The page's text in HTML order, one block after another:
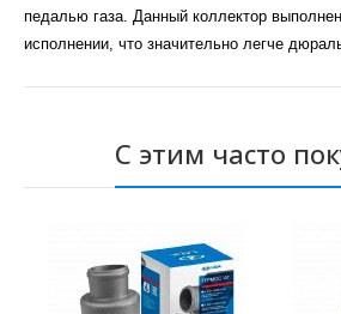
педалью газа. Данный коллектор
исполнении, что значительно легче
С этим часто